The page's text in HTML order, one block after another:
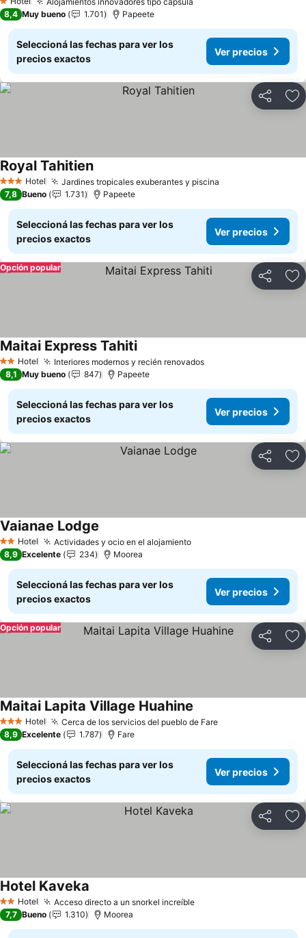
1 Estrellas
8,4 Muy bueno 1.701 Papeete
Seleccioná las fechas para ver los
precios exactos
Ver precios
Compartir
3 Estrellas
Hotel Jardines tropicales exuberantes y piscina
Royal TahitienVer precios
7,8 Bueno 1.731 Papeete
Seleccioná las fechas para ver los
precios exactos
Ver precios
Compartir
Opción popular
2 Estrellas
Hotel Interiores modernos y recién renovadosVer precios
Maitai Express TahitiVer precios
8,1 Muy bueno 847 Papeete
Seleccioná las fechas para ver los
precios exactos
Ver precios
Compartir
2 Estrellas
Hotel Actividades y ocio en el alojamientoVer precios
Vaianae Lodge
8,9 Excelente 234 Moorea
Seleccioná las fechas para ver los
precios exactos
Ver precios
Compartir
Opción popular
3 Estrellas
Hotel Cerca de los servicios del pueblo de FareVer precios
Maitai Lapita Village Huahine
8,9 Excelente 1.787 Fare
Seleccioná las fechas para ver los
precios exactos
Ver precios
Compartir
2 Estrellas
Hotel Acceso directo a un snorkel increíbleVer precios
Hotel Kaveka
7,7 Bueno 1.310 Moorea